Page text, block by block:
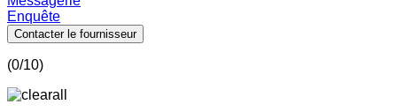
Enquête
Contacter le fournisseur
(0/10)